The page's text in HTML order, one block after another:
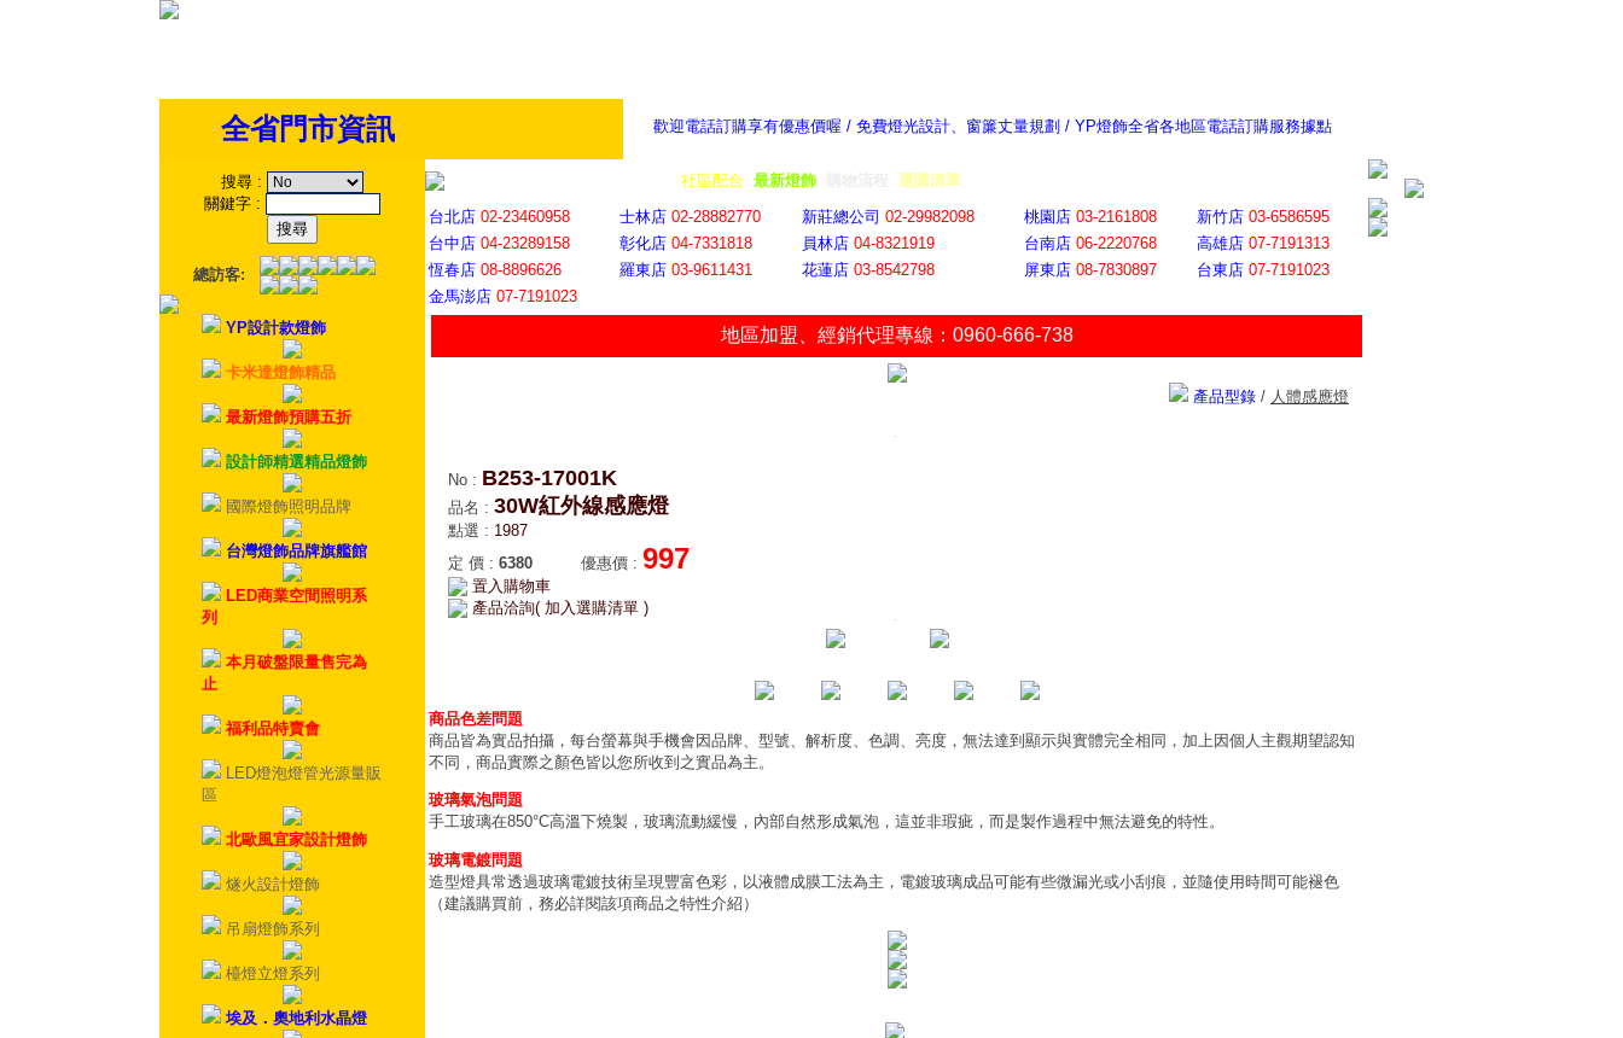
歡迎電話訂購享有優惠價喔 / 免費燈光設計、窗簾丈量規劃 / YP燈飾全省各地區電話訂購服務據點
全省門市資訊
搜尋 :
關鍵字 :
總訪客:
YP設計款燈飾
卡米達燈飾精品
最新燈飾預購五折
設計師精選精品燈飾
國際燈飾照明品牌
台灣燈飾品牌旗艦館
LED商業空間照明系
列
本月破盤限量售完為
止
福利品特賣會
LED燈泡燈管光源量販
區
北歐風宜家設計燈飾
燧火設計燈飾
吊扇燈飾系列
檯燈立燈系列
埃及．奧地利水晶燈
社區配合 最新燈飾 選購清單
台北店 02-23460958 士林店 02-28882770 新莊總公司 02-29982098 桃園店 03-2161808 新竹店 03-6586595
台中店 04-23289158 彰化店 04-7331818 員林店 04-8321919 台南店 06-2220768 高雄店 07-7191313
恆春店 08-8896626 羅東店 03-9611431 花蓮店 03-8542798 屏東店 08-7830897 台東店 07-7191023
金馬澎店 07-7191023
地區加盟 經銷代理專線：0960-666-738
產品型錄 / 人體感應燈
No : B253-17001K
品名 : 30W紅外線感應燈
點選 : 1987
定 價 : 6380 優惠價 : 997
置入購物車
產品洽詢( 加入選購清單 )
商品色差問題
商品皆為實品拍攝，每台螢幕與手機會因品牌、型號、解析度、色調、亮度，無法達到顯示與實體完全相同，加上因個人主觀期望認知
不同，商品實際之顏色皆以您所收到之實品為主。
玻璃氣泡問題
手工玻璃在850°C高溫下燒製，玻璃流動緩慢，內部自然形成氣泡，這並非瑕疵，而是製作過程中無法避免的特性。
玻璃電鍍問題
造型燈具常透過玻璃電鍍技術呈現豐富色彩，以液體成膜工法為主，電鍍玻璃成品可能有些微漏光或小刮痕，並隨使用時間可能褪色
（建議購買前，務必詳閱該項商品之特性介紹）